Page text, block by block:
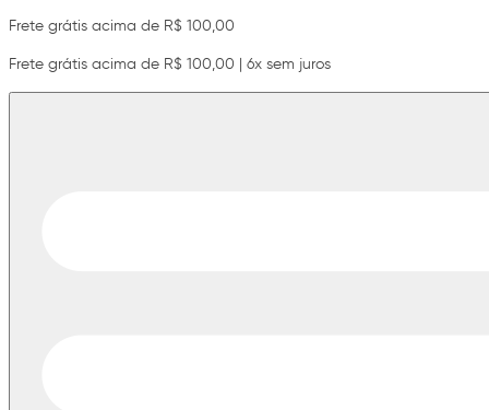
Frete grátis acima de R$ 100,00
Frete grátis acima de R$ 100,00 | 6x sem juros